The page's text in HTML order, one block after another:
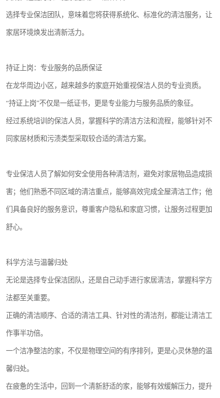
选择专业保洁团队，意味着您将获得系统化、标准化的清洁服务，让
家居环境焕发出清新活力。
持证上岗：专业服务的品质保证
在龙华周边小区，越来越多的家庭开始重视保洁人员的专业资质。
“持证上岗”不仅是一纸证书，更是专业能力与服务品质的象征。
经过系统培训的保洁人员，掌握科学的清洁方法和流程，能够针对不
同家居材质和污渍类型采取较合适的清洁方案。
专业保洁人员了解如何安全使用各种清洁剂，避免对家居物品造成损
害；他们熟悉不同区域的清洁重点，能够高效完成全屋清洁工作；他
们具备良好的服务意识，尊重客户隐私和家庭习惯，让服务过程更加
舒心。
科学方法与温馨归处
无论是选择专业保洁团队，还是自己动手进行家居清洁，掌握科学方
法都至关重要。
正确的清洁顺序、合适的清洁工具、针对性的清洁剂，都能让清洁工
作事半功倍。
一个洁净整洁的家，不仅是物理空间的有序排列，更是心灵休憩的温
馨归处。
在疲惫的生活中，回到一个清新舒适的家，能够有效缓解压力，提升